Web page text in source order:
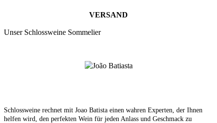
VERSAND
Unser Schlossweine Sommelier
Schlossweine rechnet mit Joao Batista einen wahren Experten, der Ihnen
helfen wird, den perfekten Wein für jeden Anlass und Geschmack zu